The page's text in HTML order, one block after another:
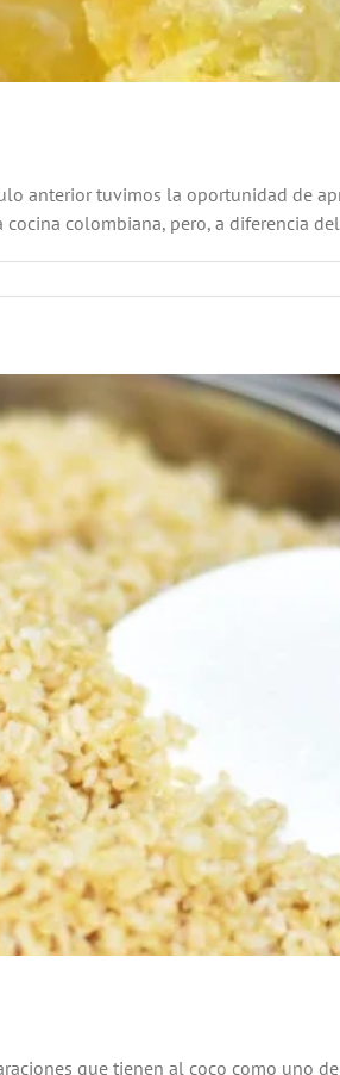
anterior tuvimos la oportunidad de
colombiana, pero, a diferencia
que tienen al coco como uno